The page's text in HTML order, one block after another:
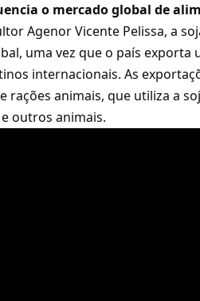
o mercado global de
Agenor Vicente Pelissa, a
uma vez que o país exporta
internacionais. As
rações animais, que utiliza a
outros animais.